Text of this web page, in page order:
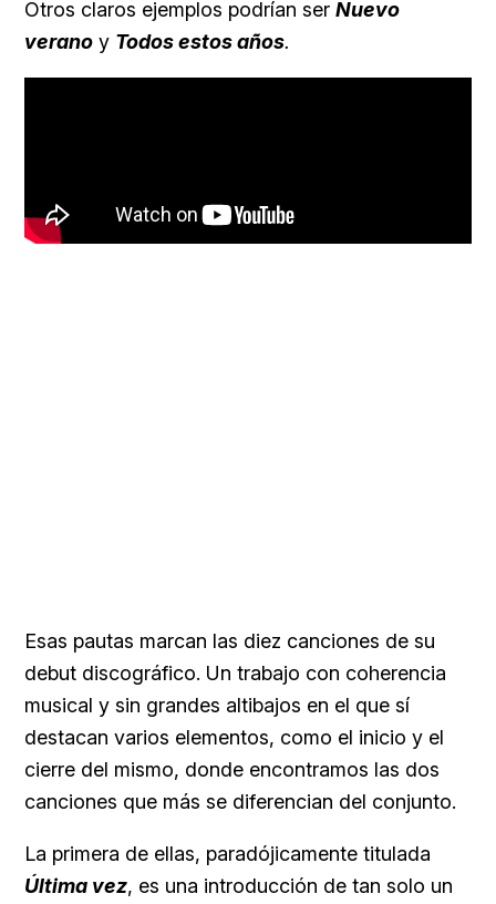
Otros claros ejemplos podrían ser Nuevo
verano y Todos estos años.
Esas pautas marcan las diez canciones de su
debut discográfico. Un trabajo con coherencia
musical y sin grandes altibajos en el que sí
destacan varios elementos, como el inicio y el
cierre del mismo, donde encontramos las dos
canciones que más se diferencian del conjunto.
La primera de ellas, paradójicamente titulada
Última vez, es una introducción de tan solo un